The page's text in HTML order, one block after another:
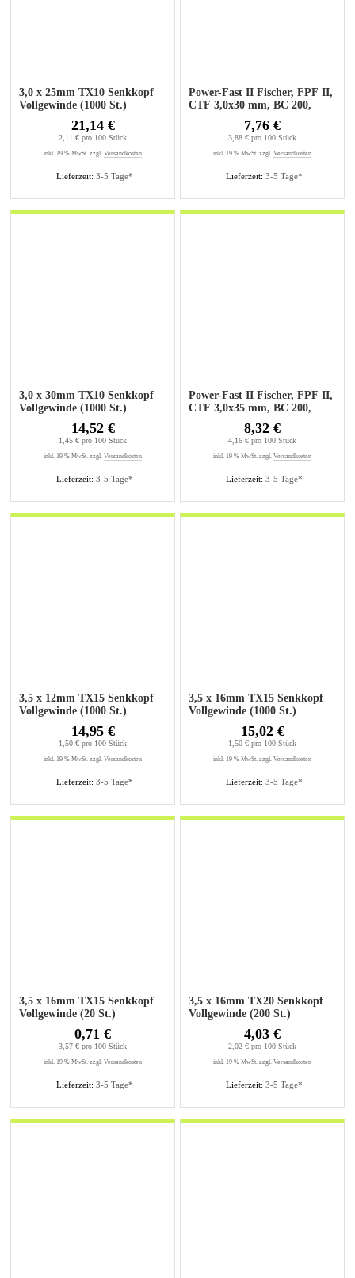
3,0 x 25mm TX10 Senkkopf
Vollgewinde (1000 St.)
Lieferzeit: 3-5 Tage*
21,14 €
2,11 € pro 100 Stück
inkl. 19 % MwSt. zzgl. Versandkosten
Power-Fast II Fischer, FPF II,
CTF 3,0x30 mm, BC 200,
Senkkopf, 200 Stück
Lieferzeit: 3-5 Tage*
7,76 €
3,88 € pro 100 Stück
inkl. 19 % MwSt. zzgl. Versandkosten
3,0 x 30mm TX10 Senkkopf
Vollgewinde (1000 St.)
Lieferzeit: 3-5 Tage*
14,52 €
1,45 € pro 100 Stück
inkl. 19 % MwSt. zzgl. Versandkosten
Power-Fast II Fischer, FPF II,
CTF 3,0x35 mm, BC 200,
Senkkopf, 200 Stück
Lieferzeit: 3-5 Tage*
8,32 €
4,16 € pro 100 Stück
inkl. 19 % MwSt. zzgl. Versandkosten
3,5 x 12mm TX15 Senkkopf
Vollgewinde (1000 St.)
Lieferzeit: 3-5 Tage*
14,95 €
1,50 € pro 100 Stück
inkl. 19 % MwSt. zzgl. Versandkosten
3,5 x 16mm TX15 Senkkopf
Vollgewinde (1000 St.)
Lieferzeit: 3-5 Tage*
15,02 €
1,50 € pro 100 Stück
inkl. 19 % MwSt. zzgl. Versandkosten
3,5 x 16mm TX15 Senkkopf
Vollgewinde (20 St.)
Lieferzeit: 3-5 Tage*
0,71 €
3,57 € pro 100 Stück
inkl. 19 % MwSt. zzgl. Versandkosten
3,5 x 16mm TX20 Senkkopf
Vollgewinde (200 St.)
Lieferzeit: 3-5 Tage*
4,03 €
2,02 € pro 100 Stück
inkl. 19 % MwSt. zzgl. Versandkosten